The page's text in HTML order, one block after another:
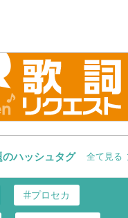
のハッシュタグ 全て見る
プロセカ